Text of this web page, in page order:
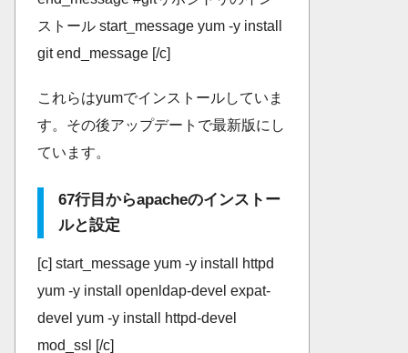
ストール start_message yum -y install
git end_message [/c]
これらはyumでインストールしていま
す。その後アップデートで最新版にし
ています。
67行目からapacheのインストー
ルと設定
[c] start_message yum -y install httpd
yum -y install openldap-devel expat-
devel yum -y install httpd-devel
mod_ssl [/c]